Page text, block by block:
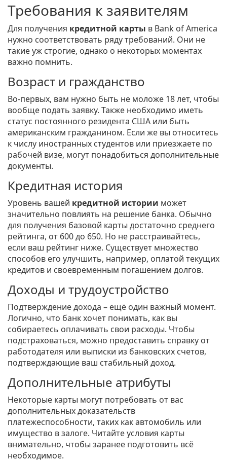
Требования к заявителям
Для получения кредитной карты в Bank of America
нужно соответствовать ряду требований. Они не
такие уж строгие, однако о некоторых моментах
важно помнить.
Возраст и гражданство
Во-первых, вам нужно быть не моложе 18 лет, чтобы
вообще подать заявку. Также необходимо иметь
статус постоянного резидента США или быть
американским гражданином. Если же вы относитесь
к числу иностранных студентов или приезжаете по
рабочей визе, могут понадобиться дополнительные
документы.
Кредитная история
Уровень вашей кредитной истории может
значительно повлиять на решение банка. Обычно
для получения базовой карты достаточно среднего
рейтинга, от 600 до 650. Но не расстраивайтесь,
если ваш рейтинг ниже. Существует множество
способов его улучшить, например, оплатой текущих
кредитов и своевременным погашением долгов.
Доходы и трудоустройство
Подтверждение дохода – ещё один важный момент.
Логично, что банк хочет понимать, как вы
собираетесь оплачивать свои расходы. Чтобы
подстраховаться, можно предоставить справку от
работодателя или выписки из банковских счетов,
подтверждающие ваш стабильный доход.
Дополнительные атрибуты
Некоторые карты могут потребовать от вас
дополнительных доказательств
платежеспособности, таких как автомобиль или
имущество в залоге. Читайте условия карты
внимательно, чтобы заранее подготовить всё
необходимое.